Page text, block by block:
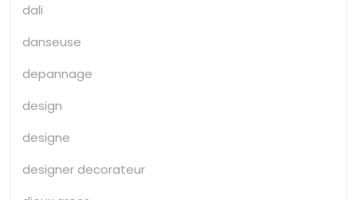
dali
danseuse
depannage
design
designe
designer decorateur